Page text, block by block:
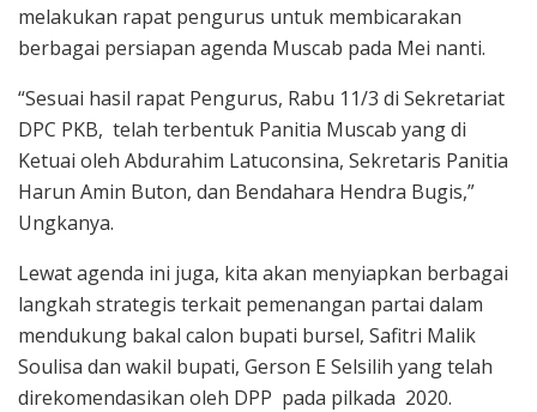
melakukan rapat pengurus untuk membicarakan
berbagai persiapan agenda Muscab pada Mei nanti.
“Sesuai hasil rapat Pengurus, Rabu 11/3 di Sekretariat
DPC PKB, telah terbentuk Panitia Muscab yang di
Ketuai oleh Abdurahim Latuconsina, Sekretaris Panitia
Harun Amin Buton, dan Bendahara Hendra Bugis,”
Ungkanya.
Lewat agenda ini juga, kita akan menyiapkan berbagai
langkah strategis terkait pemenangan partai dalam
mendukung bakal calon bupati bursel, Safitri Malik
Soulisa dan wakil bupati, Gerson E Selsilih yang telah
direkomendasikan oleh DPP pada pilkada 2020.